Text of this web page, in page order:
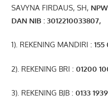
SAVYNA FIRDAUS, SH, NPW
DAN NIB :3012210033807,
1). REKENING MANDIRI : 155
2). REKENING BRI : 01200
3). REKENING BJB : 0133